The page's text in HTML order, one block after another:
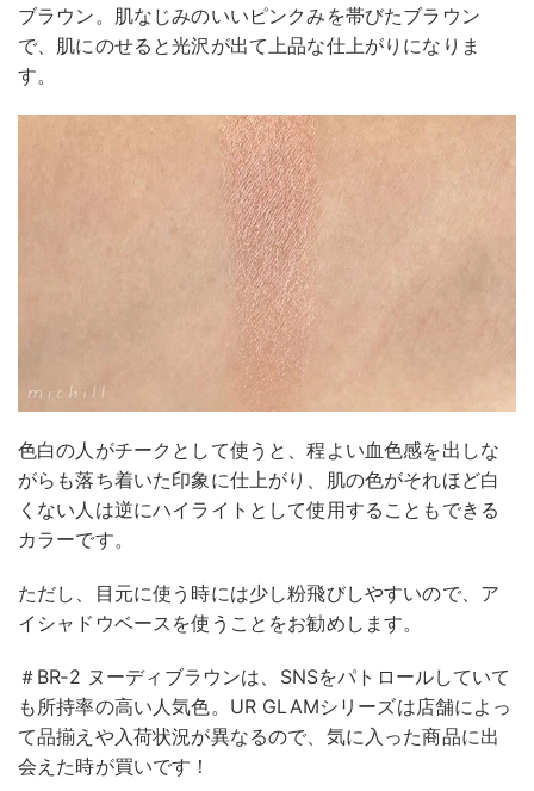
ブラウン。肌なじみのいいピンクみを帯びたブラウン
で、肌にのせると光沢が出て上品な仕上がりになりま
す。
色白の人がチークとして使うと、程よい血色感を出しな
がらも落ち着いた印象に仕上がり、肌の色がそれほど白
くない人は逆にハイライトとして使用することもできる
カラーです。
ただし、目元に使う時には少し粉飛びしやすいので、ア
イシャドウベースを使うことをお勧めします。
＃BR‐2 ヌーディブラウンは、SNSをパトロールしていて
も所持率の高い人気色。UR GLAMシリーズは店舗によっ
て品揃えや入荷状況が異なるので、気に入った商品に出
会えた時が買いです！